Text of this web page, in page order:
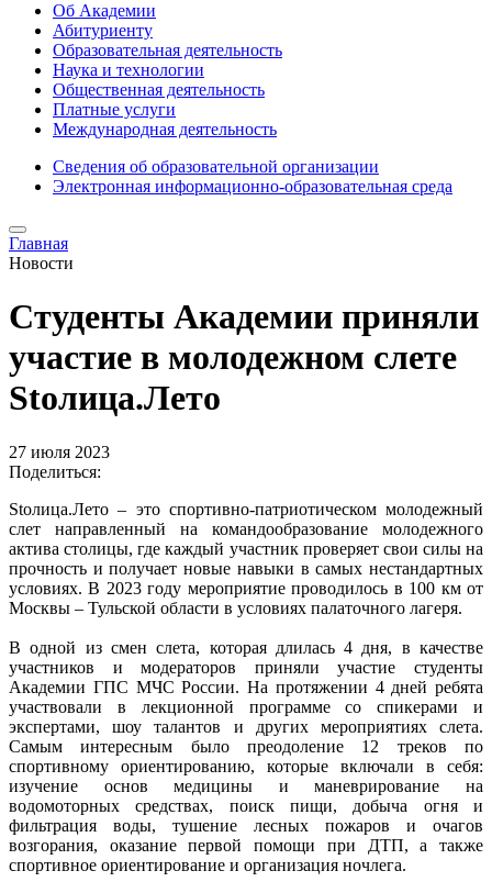
Об Академии
Абитуриенту
Образовательная деятельность
Наука и технологии
Общественная деятельность
Платные услуги
Международная деятельность
Сведения об образовательной организации
Электронная информационно-образовательная среда
Главная
Новости
Студенты Академии приняли
участие в молодежном слете
Stoлица.Лето
27 июля 2023
Поделиться:
Stoлица.Лето – это спортивно-патриотическом молодежный
слет направленный на командообразование молодежного
актива столицы, где каждый участник проверяет свои силы на
прочность и получает новые навыки в самых нестандартных
условиях. В 2023 году мероприятие проводилось в 100 км от
Москвы – Тульской области в условиях палаточного лагеря.
В одной из смен слета, которая длилась 4 дня, в качестве
участников и модераторов приняли участие студенты
Академии ГПС МЧС России. На протяжении 4 дней ребята
участвовали в лекционной программе со спикерами и
экспертами, шоу талантов и других мероприятиях слета.
Самым интересным было преодоление 12 треков по
спортивному ориентированию, которые включали в себя:
изучение основ медицины и маневрирование на
водомоторных средствах, поиск пищи, добыча огня и
фильтрация воды, тушение лесных пожаров и очагов
возгорания, оказание первой помощи при ДТП, а также
спортивное ориентирование и организация ночлега.